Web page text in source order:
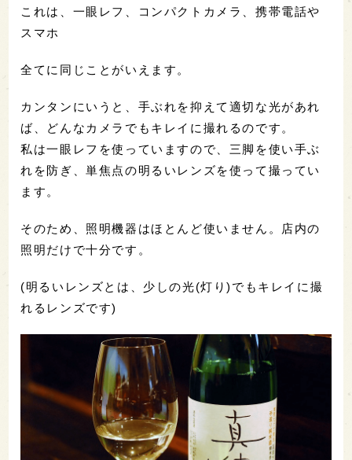
これは、一眼レフ、コンパクトカメラ、携帯電話や
スマホ
全てに同じことがいえます。
カンタンにいうと、手ぶれを抑えて適切な光があれ
ば、どんなカメラでもキレイに撮れるのです。
私は一眼レフを使っていますので、三脚を使い手ぶ
れを防ぎ、単焦点の明るいレンズを使って撮ってい
ます。
そのため、照明機器はほとんど使いません。店内の
照明だけで十分です。
(明るいレンズとは、少しの光(灯り)でもキレイに撮
れるレンズです)